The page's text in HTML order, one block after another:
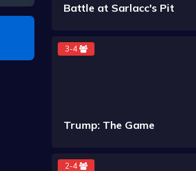
Battle at Sarlacc's Pit
3-4
Trump: The Game
2-4